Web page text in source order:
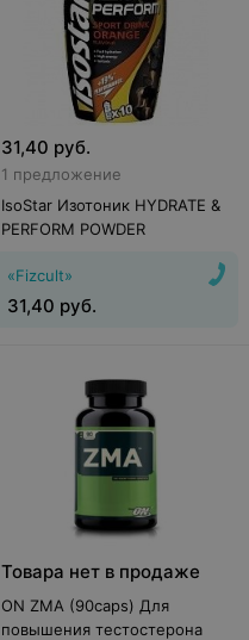
31,40 руб.
1 предложение
IsoStar Изотоник HYDRATE &
PERFORM POWDER
«Fizcult»
31,40 руб.
Товара нет в продаже
ON ZMA (90сaps) Для
повышения тестостерона